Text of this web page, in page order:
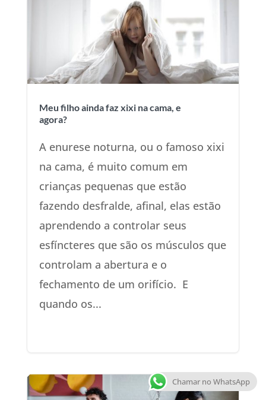
Meu filho ainda faz xixi na cama, e
agora?
A enurese noturna, ou o famoso xixi
na cama, é muito comum em
crianças pequenas que estão
fazendo desfralde, afinal, elas estão
aprendendo a controlar seus
esfíncteres que são os músculos que
controlam a abertura e o
fechamento de um orifício. E
quando os...
Chamar no WhatsApp